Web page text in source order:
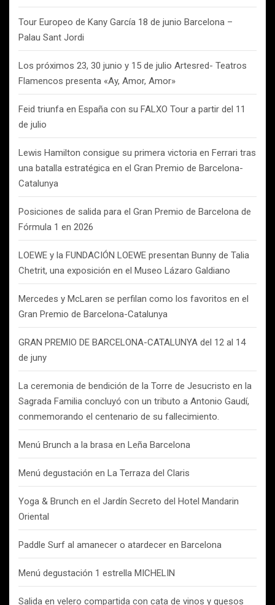
Tour Europeo de Kany García 18 de junio Barcelona –
Palau Sant Jordi
Los próximos 23, 30 junio y 15 de julio Artesred- Teatros
Flamencos presenta «Ay, Amor, Amor»
Feid triunfa en España con su FALXO Tour a partir del 11
de julio
Lewis Hamilton consigue su primera victoria en Ferrari tras
una batalla estratégica en el Gran Premio de Barcelona-
Catalunya
Posiciones de salida para el Gran Premio de Barcelona de
Fórmula 1 en 2026
LOEWE y la FUNDACIÓN LOEWE presentan Bunny de Talia
Chetrit, una exposición en el Museo Lázaro Galdiano
Mercedes y McLaren se perfilan como los favoritos en el
Gran Premio de Barcelona-Catalunya
GRAN PREMIO DE BARCELONA-CATALUNYA del 12 al 14
de juny
La ceremonia de bendición de la Torre de Jesucristo en la
Sagrada Familia concluyó con un tributo a Antonio Gaudí,
conmemorando el centenario de su fallecimiento.
Menú Brunch a la brasa en Leña Barcelona
Menú degustación en La Terraza del Claris
Yoga & Brunch en el Jardín Secreto del Hotel Mandarin
Oriental
Paddle Surf al amanecer o atardecer en Barcelona
Menú degustación 1 estrella MICHELIN
Salida en velero compartida con cata de vinos y quesos